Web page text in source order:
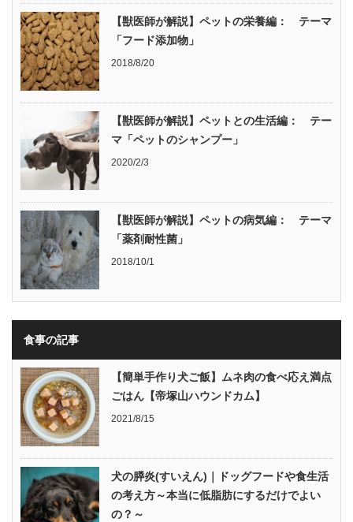
【獣医師が解説】ペットの栄養編： テーマ
「フード添加物」
2018/8/20
【獣医師が解説】ペットとの生活編： テー
マ「ペットのシャンプー」
2020/2/3
【獣医師が解説】ペットの病気編： テーマ
「薬剤耐性菌」
2018/10/1
食事の記事
【簡単手作り犬ご飯】ムネ肉の食べ応え満点
ごはん【帝塚山ハウンドカム】
2021/8/15
犬の膵炎(すいえん)｜ドッグフードや食生活
の考え方～本当に低脂肪にするだけでよい
の？～